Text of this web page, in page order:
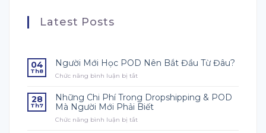
Latest Posts
04
Th8
Người Mới Học POD Nên Bắt Đầu Từ Đâu?
Chức năng bình luận bị tắt
Mới
Học
POD
28
Th7
Những Chi Phí Trong Dropshipping & POD
Mà Người Mới Phải Biết
Chức năng bình luận bị tắt